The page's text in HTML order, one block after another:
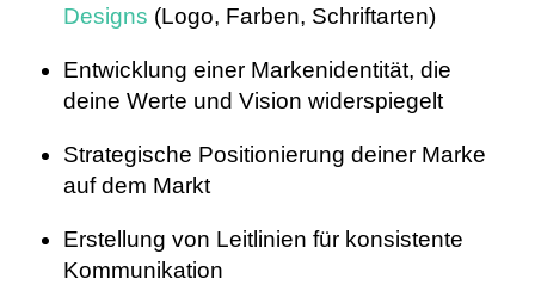
Designs (Logo, Farben, Schriftarten)
Entwicklung einer Markenidentität, die
deine Werte und Vision widerspiegelt
Strategische Positionierung deiner Marke
auf dem Markt
Erstellung von Leitlinien für konsistente
Kommunikation